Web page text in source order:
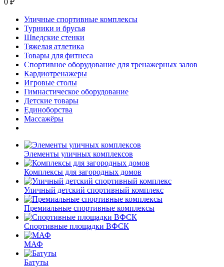
0 ₽
Уличные спортивные комплексы
Турники и брусья
Шведские стенки
Тяжелая атлетика
Товары для фитнеса
Спортивное оборудование для тренажерных залов
Кардиотренажеры
Игровые столы
Гимнастическое оборудование
Детские товары
Единоборства
Массажёры
Элементы уличных комплексов
Комплексы для загородных домов
Уличный детский спортивный комплекс
Премиальные спортивные комплексы
Спортивные площадки ВФСК
МАФ
Батуты